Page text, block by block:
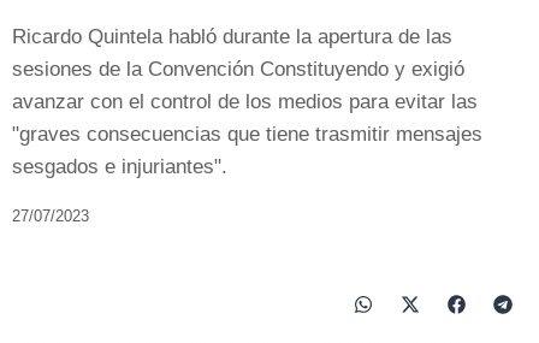
Ricardo Quintela habló durante la apertura de las
sesiones de la Convención Constituyendo y exigió
avanzar con el control de los medios para evitar las
"graves consecuencias que tiene trasmitir mensajes
sesgados e injuriantes".
27/07/2023